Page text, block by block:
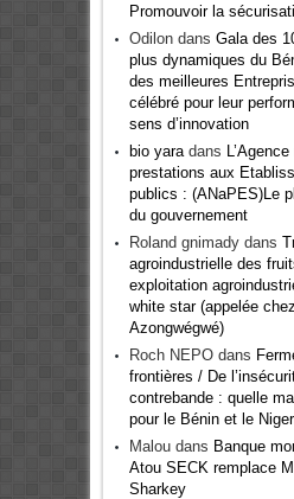
Promouvoir la
Odilondans Gala des
plus dynamiques du
des meilleures
célébré pour leur
sens d’innovation
bio yaradans
prestations aux
publics : (ANaPES)Le
du gouvernement
Roland gnimadydans
agroindustrielle des
exploitation
white star (appelée
Azongwégwé)
Roch NEPOdans
frontières / De
contrebande : quelle
pour le Bénin et le
Maloudans Banque
Atou SECK remplace
Sharkey